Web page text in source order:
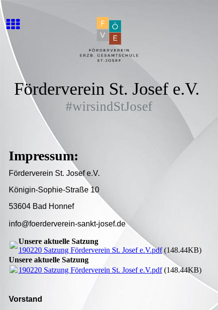
Förderverein St. Josef e.V.
#wirsindStJosef
Impressum:
Förderverein St. Josef e.V.
Königin-Sophie-Straße 10
53604 Bad Honnef
info@foerderverein-sankt-josef.de
Unsere aktuelle Satzung
190220 Satzung Förderverein St. Josef e.V.pdf(148.44KB)
Unsere aktuelle Satzung
190220 Satzung Förderverein St. Josef e.V.pdf(148.44KB)
Vorstand